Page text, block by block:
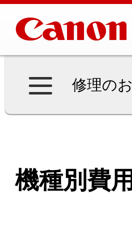
修理の
機種別費